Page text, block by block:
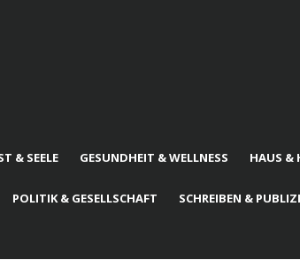
& SEELE GESUNDHEIT & WELLNESS HAUS &
POLITIK & GESELLSCHAFT SCHREIBEN &